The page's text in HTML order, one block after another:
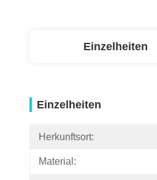
Einzelheiten
Einzelheiten
Herkunftsort:
Material: